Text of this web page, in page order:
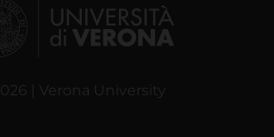
| Verona University